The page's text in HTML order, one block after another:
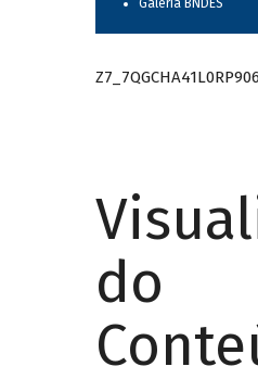
Galeria BNDES
do